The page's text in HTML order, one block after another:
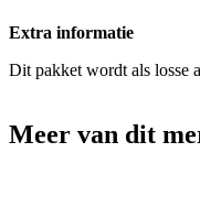
Extra informatie
Dit pakket wordt als losse
Meer van dit